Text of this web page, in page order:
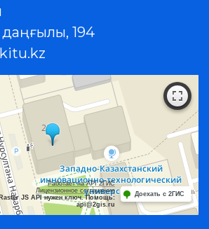
194
Работает на API 2ГИС
Лицензионное соглашение
JS API нужен ключ. Помощь:
api@2gis.ru
Доехать с 2ГИС